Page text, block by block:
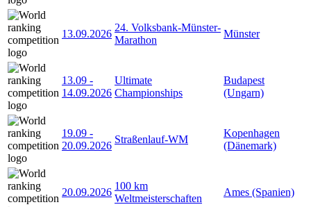
13.09.2026
24. Volksbank-Münster-
Marathon
Münster
13.09 -
14.09.2026
Ultimate
Championships
Budapest
(Ungarn)
19.09 -
20.09.2026
Straßenlauf-WM
Kopenhagen
(Dänemark)
20.09.2026
100 km
Weltmeisterschaften
Ames (Spanien)